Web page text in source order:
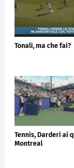
Tonali, ma che fai?
Tennis, Darderi ai
Montreal